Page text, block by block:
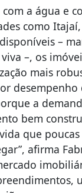
a água e
como
–
–, os
mais
desempenho
a
bem
que poucas
afirma